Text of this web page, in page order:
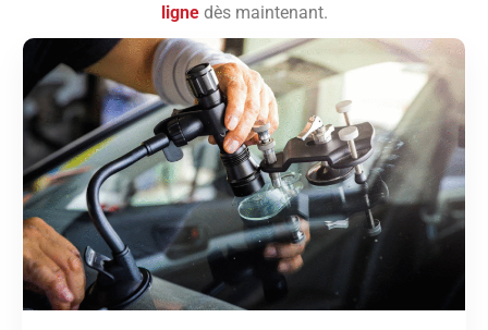
lignedès maintenant.